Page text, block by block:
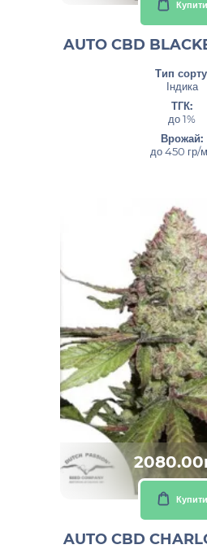
Купити
AUTO CBD
Тип
Індика
ТГК:
до 1%
Врожай:
до 450 гр/
Купити
AUTO CBD